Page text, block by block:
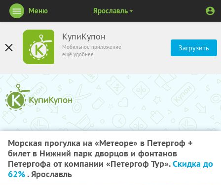
КупиКупон
Мобильное приложение
ещё удобнее
Загрузить
Меню Ярославль
Морская прогулка на «Метеоре» в Петергоф +
билет в Нижний парк дворцов и фонтанов
Петергофа от компании «Петергоф Тур».Скидка до
62%. Ярославль